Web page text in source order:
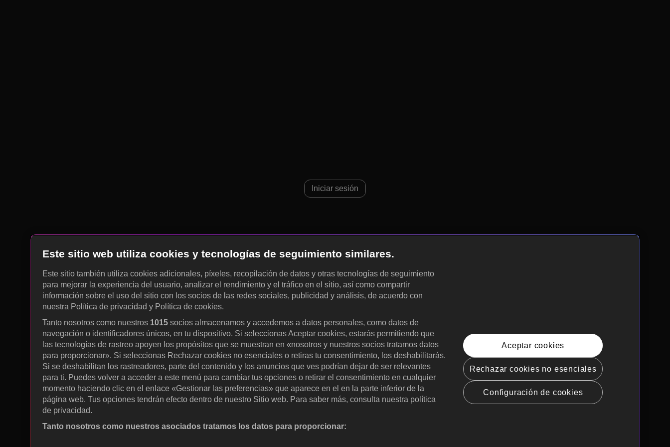
Iniciar sesión
Este sitio web utiliza cookies y tecnologías de seguimiento similares.
Este sitio también utiliza cookies adicionales, píxeles, recopilación de datos y otras tecnologías de seguimiento
para mejorar la experiencia del usuario, analizar el rendimiento y el tráfico en el sitio, así como compartir
información sobre el uso del sitio con los socios de las redes sociales, publicidad y análisis, de acuerdo con
nuestra Política de privacidad y Política de cookies.
Tanto nosotros como nuestros 1015 socios almacenamos y accedemos a datos personales, como datos de
navegación o identificadores únicos, en tu dispositivo. Si seleccionas Aceptar cookies, estarás permitiendo que
las tecnologías de rastreo apoyen los propósitos que se muestran en «nosotros y nuestros socios tratamos datos
para proporcionar». Si seleccionas Rechazar cookies no esenciales o retiras tu consentimiento, los deshabilitarás.
Si se deshabilitan los rastreadores, parte del contenido y los anuncios que ves podrían dejar de ser relevantes
para ti. Puedes volver a acceder a este menú para cambiar tus opciones o retirar el consentimiento en cualquier
momento haciendo clic en el enlace «Gestionar las preferencias» que aparece en el en la parte inferior de la
página web. Tus opciones tendrán efecto dentro de nuestro Sitio web. Para saber más, consulta nuestra política
de privacidad.
Tanto nosotros como nuestros asociados tratamos los datos para proporcionar:
Aceptar cookies
Rechazar cookies no esenciales
Configuración de cookies